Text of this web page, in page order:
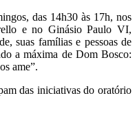
das 14h30 às 17h, nos
e no Ginásio Paulo VI,
suas famílias e pessoas de
a máxima de Dom Bosco:
ame”.
das iniciativas do oratório